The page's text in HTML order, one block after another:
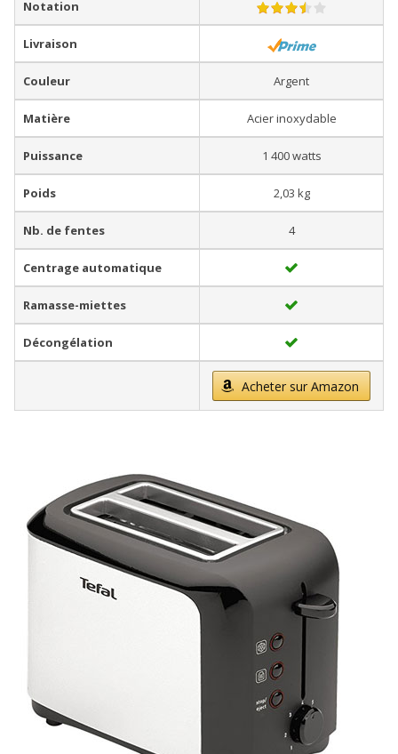
Notation
Livraison
Couleur Argent
Matière Acier inoxydable
Puissance 1 400 watts
Poids 2,03 kg
Nb. de fentes 4
Centrage automatique
Ramasse-miettes
Décongélation
Acheter sur Amazon